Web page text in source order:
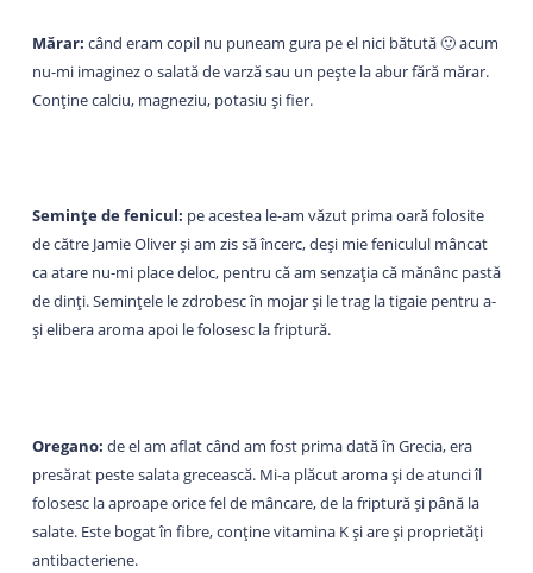
Mărar: când eram copil nu puneam gura pe el nici bătută 🙂 acum
nu-mi imaginez o salată de varză sau un pește la abur fără mărar.
Conține calciu, magneziu, potasiu și fier.
Semințe de fenicul: pe acestea le-am văzut prima oară folosite
de către Jamie Oliver și am zis să încerc, deși mie feniculul mâncat
ca atare nu-mi place deloc, pentru că am senzația că mănânc pastă
de dinți. Semințele le zdrobesc în mojar și le trag la tigaie pentru a-
și elibera aroma apoi le folosesc la friptură.
Oregano: de el am aflat când am fost prima dată în Grecia, era
presărat peste salata grecească. Mi-a plăcut aroma și de atunci îl
folosesc la aproape orice fel de mâncare, de la friptură și până la
salate. Este bogat în fibre, conține vitamina K și are și proprietăți
antibacteriene.